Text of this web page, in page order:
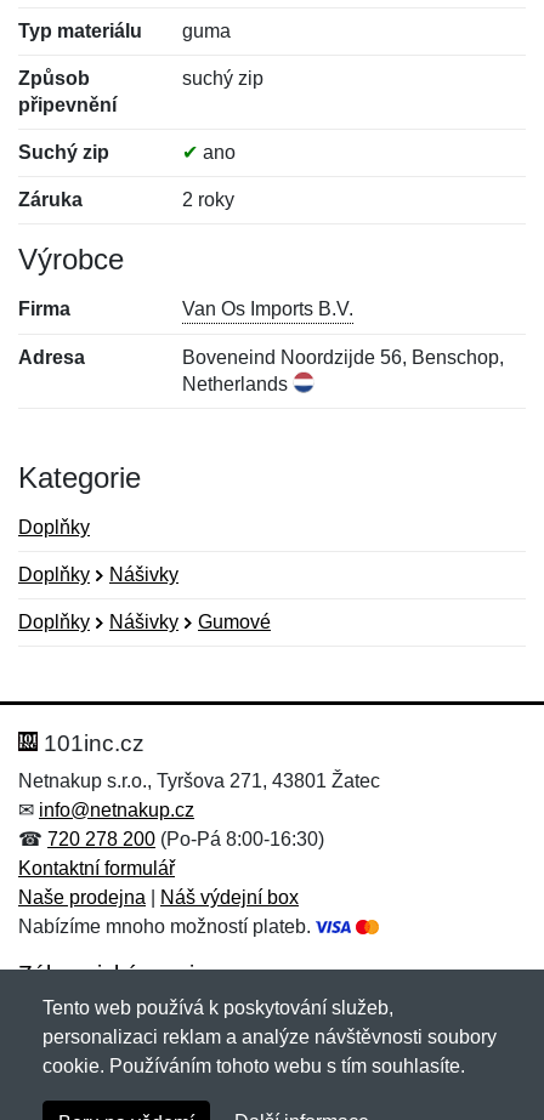
Typ materiálu guma
Způsob
připevnění
suchý zip
Suchý zip ✔ ano
Záruka 2 roky
Výrobce
Firma Van Os Imports B.V.
Adresa
Boveneind Noordzijde 56, Benschop,
Netherlands
Kategorie
Doplňky
Doplňky Nášivky
Doplňky Nášivky Gumové
Hodnocení:
Jméno: *
Zpráva*
Jméno:
E-mail:*
101inc.cz
Netnakup s.r.o., Tyršova 271, 43801 Žatec
✉ info@netnakup.cz
☎ 720 278 200 (Po-Pá 8:00-16:30)
Kontaktní formulář
Naše prodejna
Náš výdejní box
Nabízíme mnoho možností plateb.
Zákaznický servis
Novinky emailem
Copyright © 2007-2026 (19 let s vámi)Netnakup.cz
Tento web používá k poskytování služeb,
personalizaci reklam a analýze návštěvnosti soubory
cookie. Používáním tohoto webu s tím souhlasíte.